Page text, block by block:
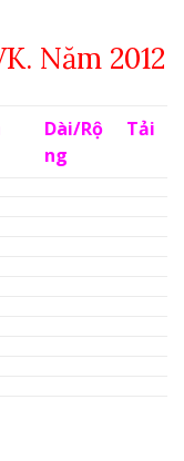
Năm 2012
Dài/Rộ
ng
Tải